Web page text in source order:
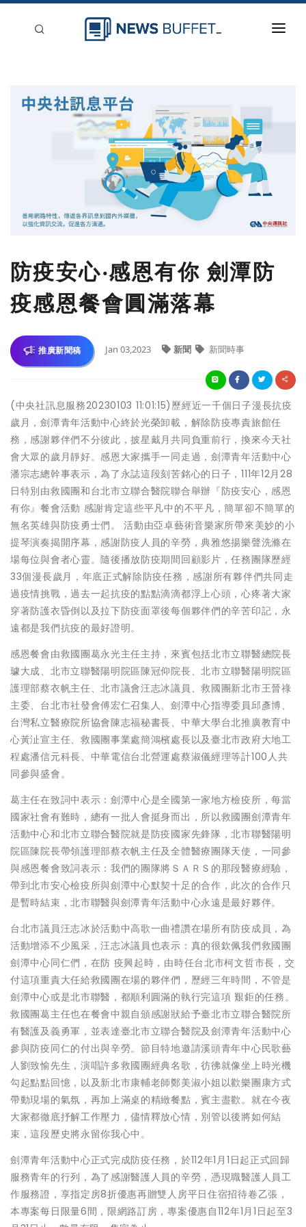
防疫安心‧感恩有你 劍潭防
疫感恩餐會圓滿落幕
推廣新聞稿 Jan 03,2023 新聞 新聞時事
(中央社訊息服務20230103 11:01:15)歷經近一千個日子漫長抗疫
歲月，劍潭青年活動中心終於光榮卸載，解除防疫專責旅館任
務，感謝夥伴們不分彼此，披星戴月共同負重前行，換來今天社
會大眾的歲月靜好。感恩大家攜手一同走過，劍潭青年活動中心
潘宗志總幹事表示，為了永誌這段刻苦銘心的日子，111年12月28
日特別由救國團和台北市立聯合醫院聯合舉辦『防疫安心，感恩
有你』餐會活動 感謝肯定這些平凡中的不平凡，簡單卻不簡單的
無名英雄與防疫勇士們。 活動由亞卓藝術音樂家所帶來美妙的小
提琴演奏揭開序幕，感謝防疫人員的辛勞，典雅悠揚樂聲洗滌在
場每位與會者心靈。隨後播放防疫期間回顧影片，任務團隊歷經
33個漫長歲月，年底正式解除防疫任務，感謝所有夥伴們共同走
過疫情挑戰，過去一起抗疫的點點滴滴都浮上心頭，心疼著大家
穿著防護衣昏倒以及拉下防疫面罩後每個夥伴們的辛苦印記，永
遠都是我們抗疫的最好證明。
感恩餐會由救國團葛永光主任主持，來賓包括北市立聯醫總院長
璩大成、北市立聯醫陽明院區陳冠仰院長、北市立聯醫陽明院區
護理部蔡衣帆主任、北市議會汪志冰議員、救國團新北市王晉祿
主委、台北市社發會傅宏仁召集人、劍潭中心指導委員邱彥博、
台灣私立醫療院所協會陳志福秘書長、中華大學台北推廣教育中
心黃沚宣主任、救國團事業處簡鴻檳處長以及臺北市政府大地工
程處潘信元科長、中華電信台北營運處蔡淑儀經理等計100人共
同參與盛會。
葛主任在致詞中表示：劍潭中心是全國第一家地方檢疫所，每當
國家社會有難時，總有一批人會挺身而出，所以救國團劍潭青年
活動中心和北市立聯合醫院就是防疫國家先鋒隊，北市聯醫陽明
院區陳院長帶領護理部蔡衣帆主任及全體醫療團隊天使，一同參
與感恩餐會致詞表示：我們的團隊將ＳＡＲＳ的那段醫療經驗，
帶到北市安心檢疫所與劍潭中心默契十足的合作，此次的合作只
是暫時結束，北市聯醫與劍潭青年活動中心永遠是最好夥伴。
台北市議員汪志冰於活動中高歌一曲禮讚在場所有防疫成員，為
活動增添不少風采，汪志冰議員也表示：真的很欽佩我們救國團
劍潭中心同仁們，在防 疫興起時，由時任台北市柯文哲市長，交
付這項重責大任給救國團在場的夥伴們，歷經三年時間，不管是
劍潭中心或是北市聯醫，都順利圓滿的執行完這項 艱鉅的任務。
救國團葛主任也在餐會中親自頒感謝狀給予臺北市立聯合醫院所
有醫護及義勇軍，並表達臺北市立聯合醫院及劍潭青年活動中心
參與防疫同仁的付出與辛勞。節目特地邀請溪頭青年中心民歌藝
人劉致愉先生，演唱許多救國團經典名歌，彷彿就像坐上時光機
勾起點點回憶，以及新北市康輔老師鄭美淑小姐以歡樂團康方式
帶動現場的氣氛，再加上滿桌的精緻餐點，賓主盡歡。就在今夜
大家都徹底抒解工作壓力，儘情釋放心情，別管以後將如何結
束，這段歷史將永留你我心中。
劍潭青年活動中心正式完成防疫任務，於112年1月1日起正式回歸
服務青年的行列，為了感謝醫護人員的辛勞，憑現職醫護人員工
作服務證，享指定房8折優惠再贈雙人房平日住宿招待卷乙張，
本專案每日限量6間，限網路訂房，專案優惠自112年1月1日起至3